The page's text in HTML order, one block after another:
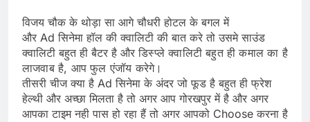
विजय चौक के थोड़ा सा आगे चौधरी होटल के बगल में
और Ad सिनेमा हॉल की क्वालिटी की बात करे तो उसमे साउंड
क्वालिटी बहुत ही बैटर है और डिस्प्ले क्वालिटी बहुत ही कमाल का है
लाजवाब है, आप फुल एंजॉय करेगे।
तीसरी चीज क्या है Ad सिनेमा के अंदर जो फूड है बहुत ही फ्रेश
हेल्थी और अच्छा मिलता है तो अगर आप गोरखपुर में है और अगर
आपका टाइम नही पास हो रहा हैं तो अगर आपको Choose करना है